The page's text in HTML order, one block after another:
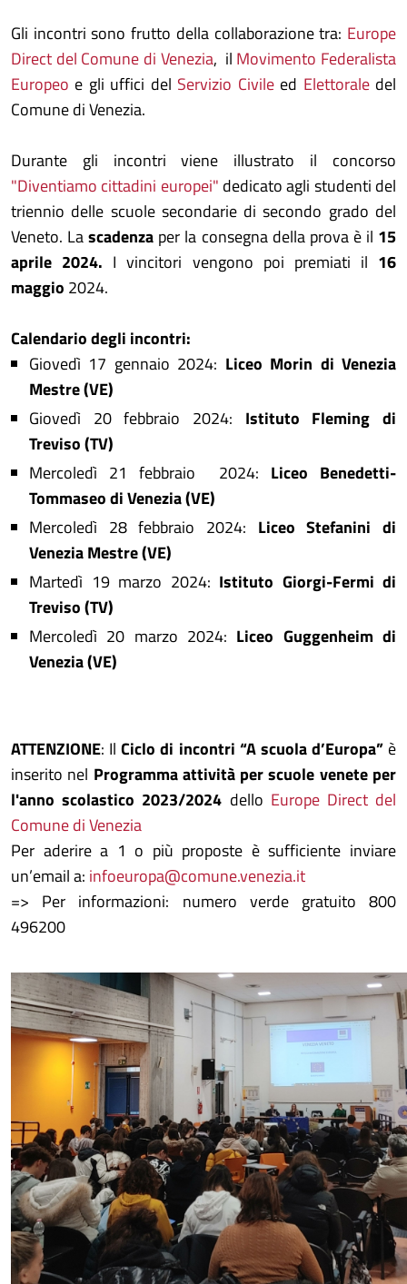
Gli incontri sono frutto della collaborazione tra: Europe
Direct del Comune di Venezia, il Movimento Federalista
Europeo e gli uffici del Servizio Civileed Elettoraledel
Comune di Venezia.
Durante gli incontri viene illustrato il concorso
"Diventiamo cittadini europei" dedicato agli studenti del
triennio delle scuole secondarie di secondo grado del
Veneto. Lascadenza per la consegna della prova è il 15
aprile 2024. I vincitori vengono poi premiati il 16
maggio 2024.
Calendario degli incontri:
Giovedì 17 gennaio 2024: Liceo Morin di Venezia
Mestre (VE)
Giovedì 20 febbraio 2024: Istituto Fleming di
Treviso (TV)
Mercoledì 21 febbraio 2024: Liceo Benedetti-
Tommaseo di Venezia (VE)
Mercoledì 28 febbraio 2024: Liceo Stefanini di
Venezia Mestre (VE)
Martedì 19 marzo 2024: Istituto Giorgi-Fermi di
Treviso (TV)
Mercoledì 20 marzo 2024: Liceo Guggenheim di
Venezia (VE)
ATTENZIONE: IlCiclo di incontri “A scuola d’Europa” è
inserito nel Programma attività per scuole venete per
l'anno scolastico 2023/2024 dello Europe Direct del
Comune di Venezia
Per aderire a 1 o più proposte è sufficiente inviare
un’email a: infoeuropa@comune.venezia.it
=> Per informazioni: numero verde gratuito 800
496200